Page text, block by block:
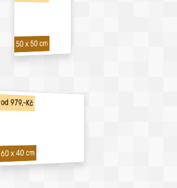
50 x 50 cm
od 979,-Kč
60 x 40 cm